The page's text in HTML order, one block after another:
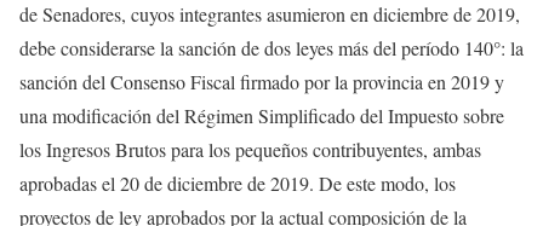
de Senadores, cuyos integrantes asumieron en diciembre de 2019,
debe considerarse la sanción de dos leyes más del período 140°: la
sanción del Consenso Fiscal firmado por la provincia en 2019 y
una modificación del Régimen Simplificado del Impuesto sobre
los Ingresos Brutos para los pequeños contribuyentes, ambas
aprobadas el 20 de diciembre de 2019. De este modo, los
proyectos de ley aprobados por la actual composición de la